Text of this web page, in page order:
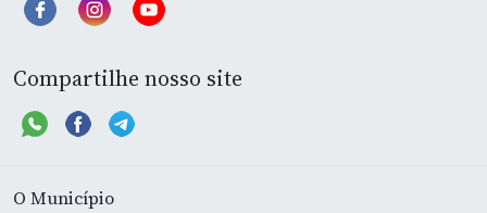
Compartilhe nosso site
O Município